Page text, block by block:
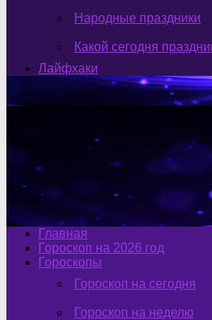
Народные праздники
Какой сегодня
Лайфхаки
Главная
Гороскоп на 2026 год
Гороскопы
Гороскоп на сегодня
Гороскоп на неделю